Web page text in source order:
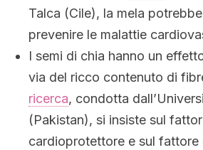
Talca (Cile), la mela
prevenire le malattie
I semi di chia hanno un
via del ricco contenuto di
ricerca, condotta
(Pakistan), si insiste sul
cardioprotettore e sul fattore